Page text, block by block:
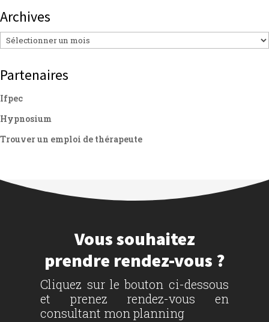
Archives
Archives
Partenaires
Ifpec
Hypnosium
Trouver un emploi de thérapeute
Vous souhaitez
prendre rendez-vous ?
Cliquez sur le bouton ci-dessous
et prenez rendez-vous en
consultant mon planning